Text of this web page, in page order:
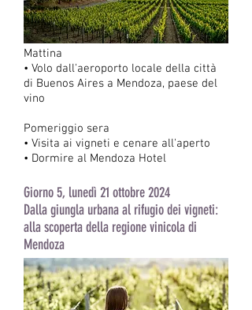
Mattina
• Volo dall'aeroporto locale della città
di Buenos Aires a Mendoza, paese del
vino
Pomeriggio sera
• Visita ai vigneti e cenare all'aperto
• Dormire al Mendoza Hotel
Giorno 5, lunedì 21 ottobre 2024
Dalla giungla urbana al rifugio dei vigneti:
alla scoperta della regione vinicola di
Mendoza